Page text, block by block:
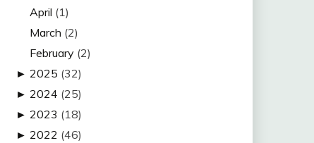
April (1)
March (2)
February (2)
► 2025 (32)
► 2024 (25)
► 2023 (18)
► 2022 (46)